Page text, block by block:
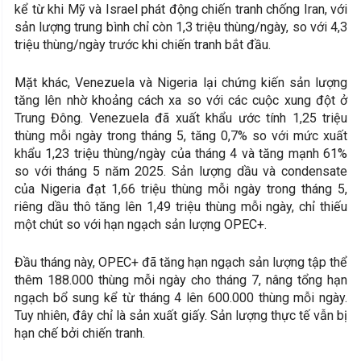
kể từ khi Mỹ và Israel phát động chiến tranh chống Iran, với
sản lượng trung bình chỉ còn 1,3 triệu thùng/ngày, so với 4,3
triệu thùng/ngày trước khi chiến tranh bắt đầu.
Mặt khác, Venezuela và Nigeria lại chứng kiến sản lượng
tăng lên nhờ khoảng cách xa so với các cuộc xung đột ở
Trung Đông. Venezuela đã xuất khẩu ước tính 1,25 triệu
thùng mỗi ngày trong tháng 5, tăng 0,7% so với mức xuất
khẩu 1,23 triệu thùng/ngày của tháng 4 và tăng mạnh 61%
so với tháng 5 năm 2025. Sản lượng dầu và condensate
của Nigeria đạt 1,66 triệu thùng mỗi ngày trong tháng 5,
riêng dầu thô tăng lên 1,49 triệu thùng mỗi ngày, chỉ thiếu
một chút so với hạn ngạch sản lượng OPEC+.
Đầu tháng này, OPEC+ đã tăng hạn ngạch sản lượng tập thể
thêm 188.000 thùng mỗi ngày cho tháng 7, nâng tổng hạn
ngạch bổ sung kể từ tháng 4 lên 600.000 thùng mỗi ngày.
Tuy nhiên, đây chỉ là sản xuất giấy. Sản lượng thực tế vẫn bị
hạn chế bởi chiến tranh.